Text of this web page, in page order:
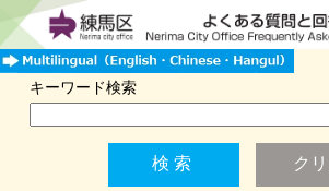
キーワード検索